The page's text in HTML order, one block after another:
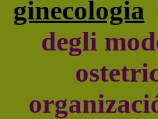
ginecologia
degli